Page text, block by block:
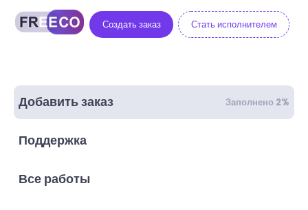
Создать заказ Стать исполнителем
Добавить заказ Заполнено 2%
Поддержка
Все работы